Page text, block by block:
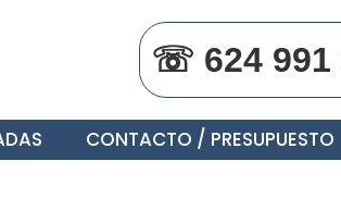
☏ 624 991
CONTACTO / PRESUPUESTO